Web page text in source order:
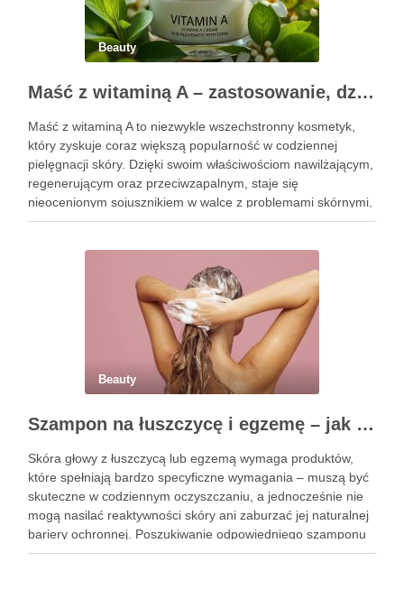
Beauty
Maść z witaminą A – zastosowanie, działanie i bezpieczeństwo stosowania
Maść z witaminą A to niezwykle wszechstronny kosmetyk,
który zyskuje coraz większą popularność w codziennej
pielęgnacji skóry. Dzięki swoim właściwościom nawilżającym,
regenerującym oraz przeciwzapalnym, staje się
nieocenionym sojusznikiem w walce z problemami skórnymi,
takimi jak zmarszczki, trądzik czy podrażnienia. Jej działanie
Beauty
Szampon na łuszczycę i egzemę – jak świadomie dobierać produkty przy wrażliwej skórze głowy?
Skóra głowy z łuszczycą lub egzemą wymaga produktów,
które spełniają bardzo specyficzne wymagania – muszą być
skuteczne w codziennym oczyszczaniu, a jednocześnie nie
mogą nasilać reaktywności skóry ani zaburzać jej naturalnej
bariery ochronnej. Poszukiwanie odpowiedniego szamponu
bywa dla wielu pacjentów procesem długim i frustrującym, bo